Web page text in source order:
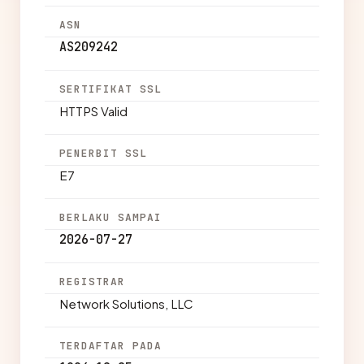
ASN
AS209242
SERTIFIKAT SSL
HTTPS Valid
PENERBIT SSL
E7
BERLAKU SAMPAI
2026-07-27
REGISTRAR
Network Solutions, LLC
TERDAFTAR PADA